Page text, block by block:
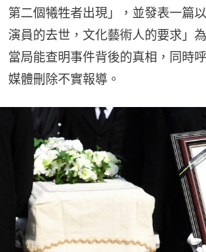
第二個犧牲者出現」，並發表一篇
演員的去世，文化藝術人的要求」
當局能查明事件背後的真相，同時
媒體刪除不實報導。